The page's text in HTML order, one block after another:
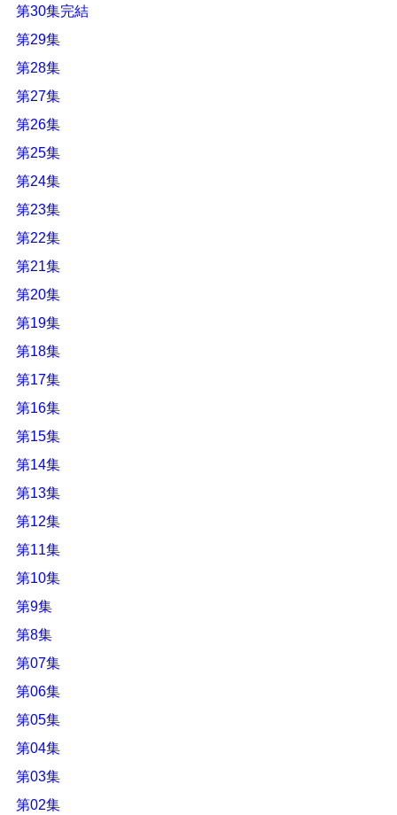
第30集完結
第29集
第28集
第27集
第26集
第25集
第24集
第23集
第22集
第21集
第20集
第19集
第18集
第17集
第16集
第15集
第14集
第13集
第12集
第11集
第10集
第9集
第8集
第07集
第06集
第05集
第04集
第03集
第02集